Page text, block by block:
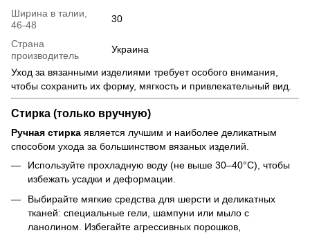
Ширина в талии,
46-48
30
Страна
производитель
Украина
Уход за вязанными изделиями требует особого внимания,
чтобы сохранить их форму, мягкость и привлекательный вид.
Стирка (только вручную)
Ручная стирка является лучшим и наиболее деликатным
способом ухода за большинством вязаных изделий.
Используйте прохладную воду (не выше 30–40°C), чтобы
избежать усадки и деформации.
Выбирайте мягкие средства для шерсти и деликатных
тканей: специальные гели, шампуни или мыло с
ланолином. Избегайте агрессивных порошков,